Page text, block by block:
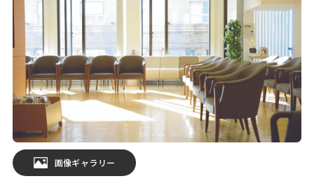
画像ギャラリー